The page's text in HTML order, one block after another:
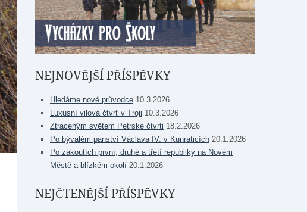
NEJNOVĚJŠÍ PŘÍSPĚVKY
Hledáme nové průvodce 10.3.2026
Luxusní vilová čtvrť v Troji 10.3.2026
Ztraceným světem Petrské čtvrti 18.2.2026
Po bývalém panství Václava IV. v Kunraticích 20.1.2026
Po zákoutích první, druhé a třetí republiky na Novém
Městě a blízkém okolí 20.1.2026
NEJČTENĚJŠÍ PŘÍSPĚVKY